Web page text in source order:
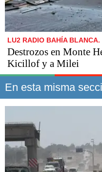
LU2 RADIO BAHÍA BLANCA.
Destrozos en Monte
Kicillof y a Milei
En esta misma